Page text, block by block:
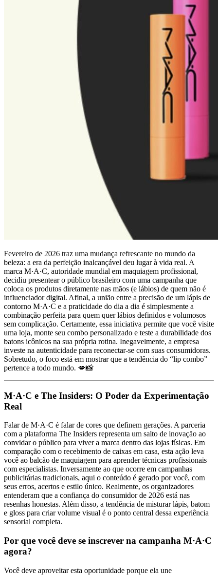
Fevereiro de 2026 traz uma mudança refrescante no mundo da
beleza: a era da perfeição inalcançável deu lugar à vida real. A
marca M·A·C, autoridade mundial em maquiagem profissional,
decidiu presentear o público brasileiro com uma campanha que
coloca os produtos diretamente nas mãos (e lábios) de quem não é
influenciador digital. Afinal, a união entre a precisão de um lápis de
contorno M·A·C e a praticidade do dia a dia é simplesmente a
combinação perfeita para quem quer lábios definidos e volumosos
sem complicação. Certamente, essa iniciativa permite que você visite
uma loja, monte seu combo personalizado e teste a durabilidade dos
batons icônicos na sua própria rotina. Inegavelmente, a empresa
investe na autenticidade para reconectar-se com suas consumidoras.
Sobretudo, o foco está em mostrar que a tendência do “lip combo”
pertence a todo mundo. 💋📸
M·A·C e The Insiders: O Poder da Experimentação
Real
Falar de M·A·C é falar de cores que definem gerações. A parceria
com a plataforma The Insiders representa um salto de inovação ao
convidar o público para viver a marca dentro das lojas físicas. Em
comparação com o recebimento de caixas em casa, esta ação leva
você ao balcão de maquiagem para aprender técnicas profissionais
com especialistas. Inversamente ao que ocorre em campanhas
publicitárias tradicionais, aqui o conteúdo é gerado por você, com
seus erros, acertos e estilo único. Realmente, os organizadores
entenderam que a confiança do consumidor de 2026 está nas
resenhas honestas. Além disso, a tendência de misturar lápis, batom
e gloss para criar volume visual é o ponto central dessa experiência
sensorial completa.
Por que você deve se inscrever na campanha M·A·C
agora?
Você deve aproveitar esta oportunidade porque ela une